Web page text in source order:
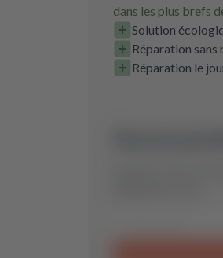
dans les plus brefs
Solution
Réparation sans
Réparation le